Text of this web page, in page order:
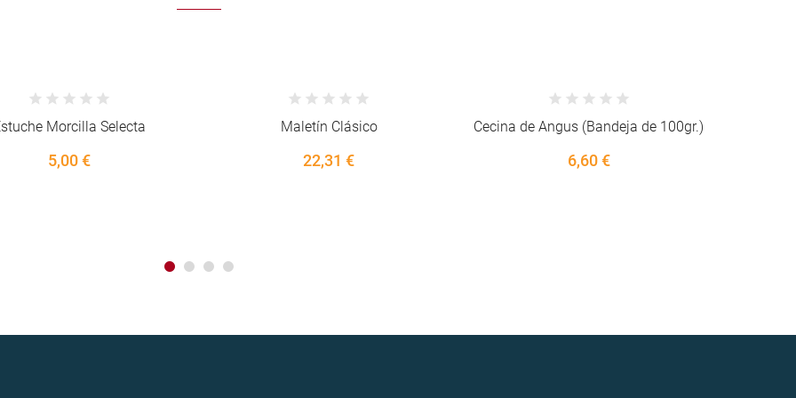
Maletín Clásico
22,31 €
Cecina de Angus (Bandeja de 100gr.)
6,60 €
Chorizo Fresco
6,58 €